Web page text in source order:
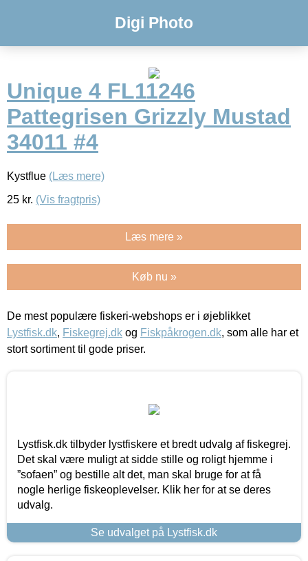
Digi Photo
Unique 4 FL11246
Pattegrisen Grizzly Mustad
34011 #4
Kystflue (Læs mere)
25 kr. (Vis fragtpris)
Læs mere »
Køb nu »
De mest populære fiskeri-webshops er i øjeblikket
Lystfisk.dk, Fiskegrej.dk og Fiskpåkrogen.dk, som alle har et
stort sortiment til gode priser.
Lystfisk.dk tilbyder lystfiskere et bredt udvalg af fiskegrej.
Det skal være muligt at sidde stille og roligt hjemme i
”sofaen” og bestille alt det, man skal bruge for at få
nogle herlige fiskeoplevelser. Klik her for at se deres
udvalg.
Se udvalget på Lystfisk.dk